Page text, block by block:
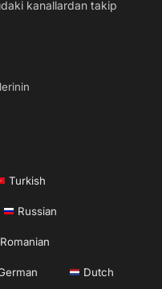
kanallardan takip
Turkish
Russian
Romanian
Dutch